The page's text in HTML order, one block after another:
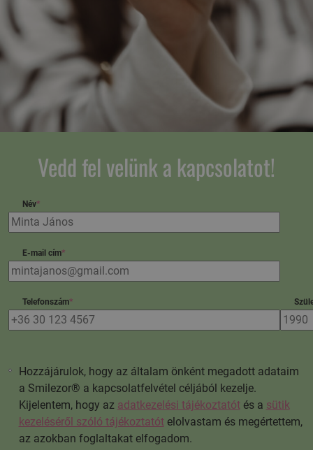
Vedd fel velünk a kapcsolatot!
Név*
E-mail cím*
Telefonszám*
Hozzájárulok, hogy az általam önként megadott adataim
a Smilezor® a kapcsolatfelvétel céljából kezelje.
Kijelentem, hogy az adatkezelési tájékoztatótés a sütik
kezeléséről szóló tájékoztatótelolvastam és megértettem,
az azokban foglaltakat elfogadom.